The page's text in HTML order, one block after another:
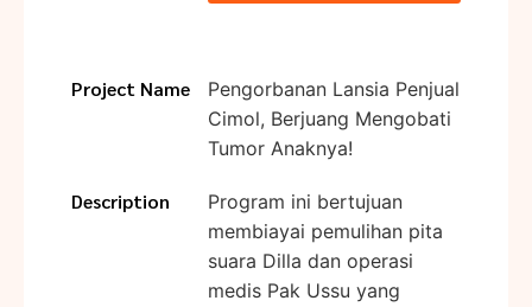
Project Name
Pengorbanan Lansia Penjual
Cimol, Berjuang Mengobati
Tumor Anaknya!
Description
Program ini bertujuan
membiayai pemulihan pita
suara Dilla dan operasi
medis Pak Ussu yang